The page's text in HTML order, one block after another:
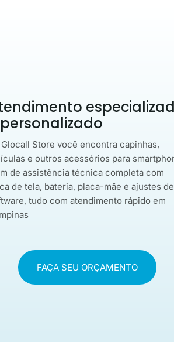
Glocall Store você encontra capinhas,
e outros acessórios para
de assistência técnica completa com
de tela, bateria, placa-mãe e ajustes de
tudo com atendimento rápido em
FAÇA SEU ORÇAMENTO